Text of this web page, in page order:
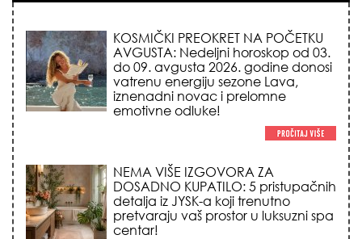
KOSMIČKI PREOKRET NA POČETKU
AVGUSTA: Nedeljni horoskop od 03.
do 09. avgusta 2026. godine donosi
vatrenu energiju sezone Lava,
iznenadni novac i prelomne
emotivne odluke!
NEMA VIŠE IZGOVORA ZA
DOSADNO KUPATILO: 5 pristupačnih
detalja iz JYSK-a koji trenutno
pretvaraju vaš prostor u luksuzni spa
centar!